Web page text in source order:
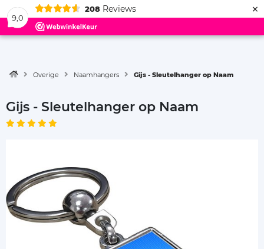
9,0
208 Reviews ×
Menu
Overige Naamhangers Gijs - Sleutelhanger op Naam
Gijs - Sleutelhanger op Naam